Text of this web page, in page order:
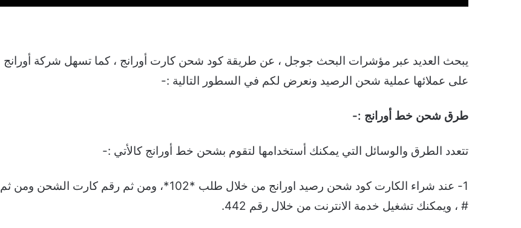
يبحث العديد عبر مؤشرات البحث جوجل ، عن طريقة كود شحن كارت أورانج ، كما تسهل شركة أورانج
على عملائها عملية شحن الرصيد ونعرض لكم في السطور التالية :-
طرق شحن خط أورانج :-
تتعدد الطرق والوسائل التي يمكنك أستخدامها لتقوم بشحن خط أورانج كالأتي :-
1- عند شراء الكارت كود شحن رصيد اورانج من خلال طلب *102*، ومن ثم رقم كارت الشحن ومن ثم
# ، ويمكنك تشغيل خدمة الانترنت من خلال رقم 442.